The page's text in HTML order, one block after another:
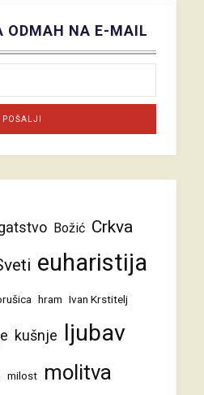
ODMAH NA E-MAIL
Božić Crkva
euharistija
hram Ivan Krstitelj
kušnje ljubav
milost molitva